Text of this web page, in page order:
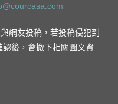
網友投稿，若投稿侵犯到
後，會撤下相關圖文資